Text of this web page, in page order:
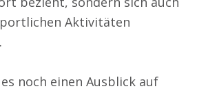
Aktivitäten
noch einen Ausblick auf